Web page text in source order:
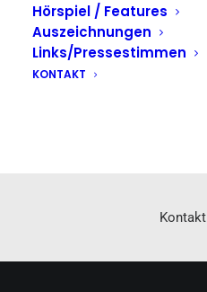
Hörspiel / Features
Auszeichnungen
Links/Pressestimmen
KONTAKT
Kontakt